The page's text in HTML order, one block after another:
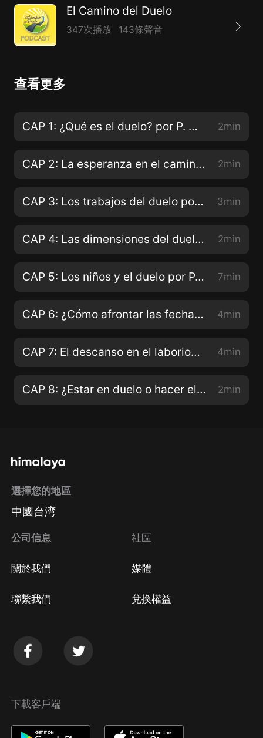
https://www.instagram.com/elcaminodelduelo1/channel/
Para escribirnos podés hacerlo a nuestro correo:
contacto@elcaminodelduelo.com.ar Mi nombre es
El Camino del Duelo
347次播放 143條聲音
查看更多
CAP 1: ¿Qué es el duelo? por P. Mateo Bautista 2min
CAP 2: La esperanza en el camino del duelo, por José Carlos Bermejo. 2min
CAP 3: Los trabajos del duelo por José Carlos Bermejo 3min
CAP 4: Las dimensiones del duelo por P. Mateo Bautista 2min
CAP 5: Los niños y el duelo por P. Arnaldo Pangrazzi 7min
CAP 6: ¿Cómo afrontar las fechas claves? por P. Arnaldo Pangrazzi 4min
CAP 7: El descanso en el laborioso camino del duelo por P. Mateo Bautista 4min
CAP 8: ¿Estar en duelo o hacer el duelo? por P. Mateo Bautista 2min
選擇您的地區
中國台湾
公司信息
關於我們
聯繫我們
社區
媒體
兌換權益
下載客戶端